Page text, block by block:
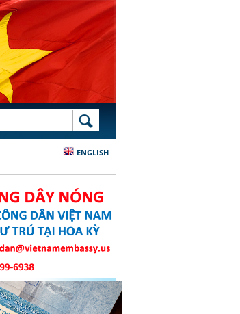
TÌM KIẾM
ENGLISH